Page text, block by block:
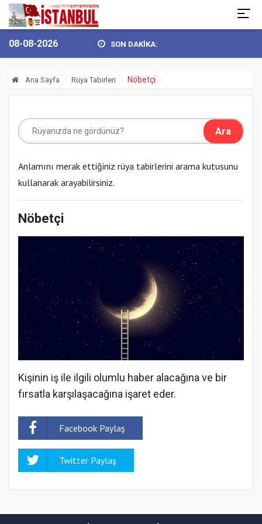
08-08-2026 SON DAKİKA:
Ana Sayfa Rüya Tabirleri Nöbetçi
Anlamını merak ettiğiniz rüya tabirlerini arama kutusunu
kullanarak arayabilirsiniz.
Nöbetçi
Kişinin iş ile ilgili olumlu haber alacağına ve bir
fırsatla karşılaşacağına işaret eder.
Facebook Paylaş
Twitter Paylaş